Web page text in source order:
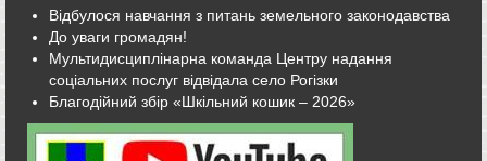
Відбулося навчання з питань земельного законодавства
До уваги громадян!
Мультидисциплінарна команда Центру надання
соціальних послуг відвідала село Рогізки
Благодійний збір «Шкільний кошик – 2026»